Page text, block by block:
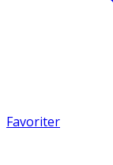
Favoriter